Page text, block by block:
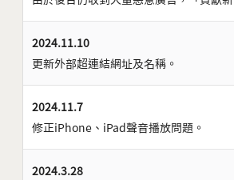
2024.11.10
更新外部超連結網址及名稱。
2024.11.7
修正iPhone、iPad聲音播放問題。
2024.3.28